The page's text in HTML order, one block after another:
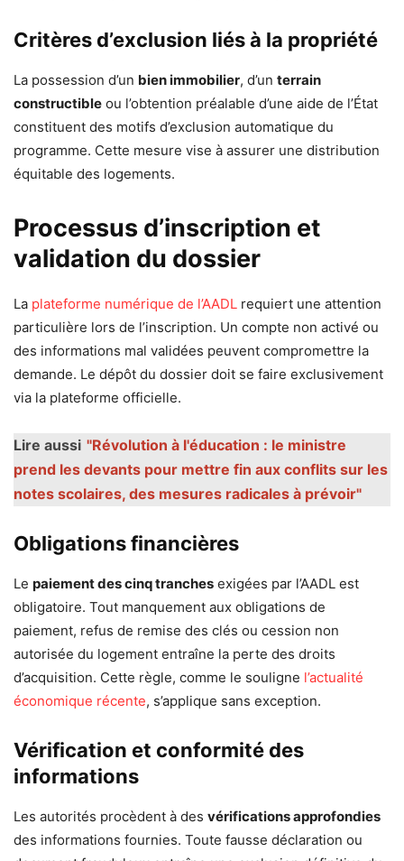
Critères d’exclusion liés à la propriété
La possession d’un bien immobilier, d’un terrain
constructible ou l’obtention préalable d’une aide de l’État
constituent des motifs d’exclusion automatique du
programme. Cette mesure vise à assurer une distribution
équitable des logements.
Processus d’inscription et
validation du dossier
La plateforme numérique de l’AADL requiert une attention
particulière lors de l’inscription. Un compte non activé ou
des informations mal validées peuvent compromettre la
demande. Le dépôt du dossier doit se faire exclusivement
via la plateforme officielle.
Lire aussi "Révolution à l'éducation : le ministre
prend les devants pour mettre fin aux conflits sur les
notes scolaires, des mesures radicales à prévoir"
Obligations financières
Le paiement des cinq tranches exigées par l’AADL est
obligatoire. Tout manquement aux obligations de
paiement, refus de remise des clés ou cession non
autorisée du logement entraîne la perte des droits
d’acquisition. Cette règle, comme le souligne l’actualité
économique récente, s’applique sans exception.
Vérification et conformité des
informations
Les autorités procèdent à des vérifications approfondies
des informations fournies. Toute fausse déclaration ou